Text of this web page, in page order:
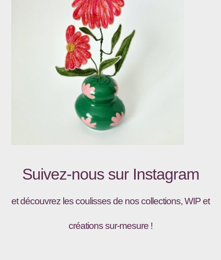
Suivez-nous sur Instagram
et découvrez les coulisses de nos collections, WIP et
créations sur-mesure !